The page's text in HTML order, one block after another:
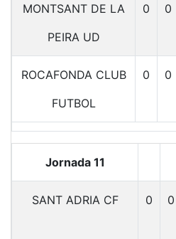
MONTSANT DE LA
PEIRA UD
0 0
ROCAFONDA CLUB
FUTBOL
0 0
Jornada 11
SANT ADRIA CF 0 0